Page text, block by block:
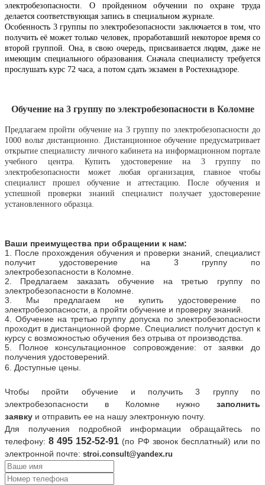
электробезопасности. О пройденном обучении по охране труда
делается соответствующая запись в специальном журнале.
Особенность 3 группы по электробезопасности заключается в том, что
получить её может только человек, проработавший некоторое время со
второй группой. Она, в свою очередь, присваивается людям, даже не
имеющим специального образования. Сначала специалисту требуется
прослушать курс 72 часа, а потом сдать экзамен в Ростехнадзоре.
Обучение на 3 группу по электробезопасности в Коломне
Предлагаем пройти обучениена 3 группу по электробезопасности до
1000 вольт дистанционно. Дистанционное обучение предусматривает
открытие специалисту личного кабинета на информационном портале
учебного центра. Купить удостоверение на 3 группу по
электробезопасности может любая организация, главное чтобы
специалист прошел обучение и аттестацию. После обучения и
успешной проверки знаний специалист получает удостоверение
установленного образца.
Ваши преимущества при обращении к нам:
1. После прохождения обучения и проверки знаний, специалист
получит удостоверение на 3 группу по
электробезопасности в Коломне
2. Предлагаем заказать обучение на третью группу по
электробезопасности в Коломне
3. Мы предлагаем не купить удостоверение по
электробезопасности, а пройти обучение и проверку знаний
4. Обучение на третью группу допуска по электробезопасности
проходит в дистанционной форме. Специалист получит доступ к
курсу с возможностью обучения без отрыва от производства.
5. Полное консультационное сопровождение: от заявки до
получения удостоверений.
6. Доступные цены.
Чтобы пройти обучение и получить 3 группу по
электробезопасности в Коломне нужно заполнить
заявку и отправить ее на нашу электронную почту.
Для получения подробной информации обращайтесь по
телефону:8495 152-52-91 (по РФ звонок бесплатный) или по
электронной почте: stroi.consult@yandex.ru